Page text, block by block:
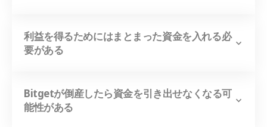
利益を得るためにはまとまった資金を入れる必
要がある
Bitgetが倒産したら資金を引き出せなくなる可
能性がある